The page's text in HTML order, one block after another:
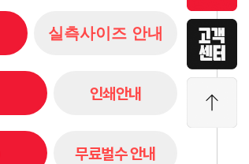
실측사이즈 안내
인쇄안내
무료벌수 안내